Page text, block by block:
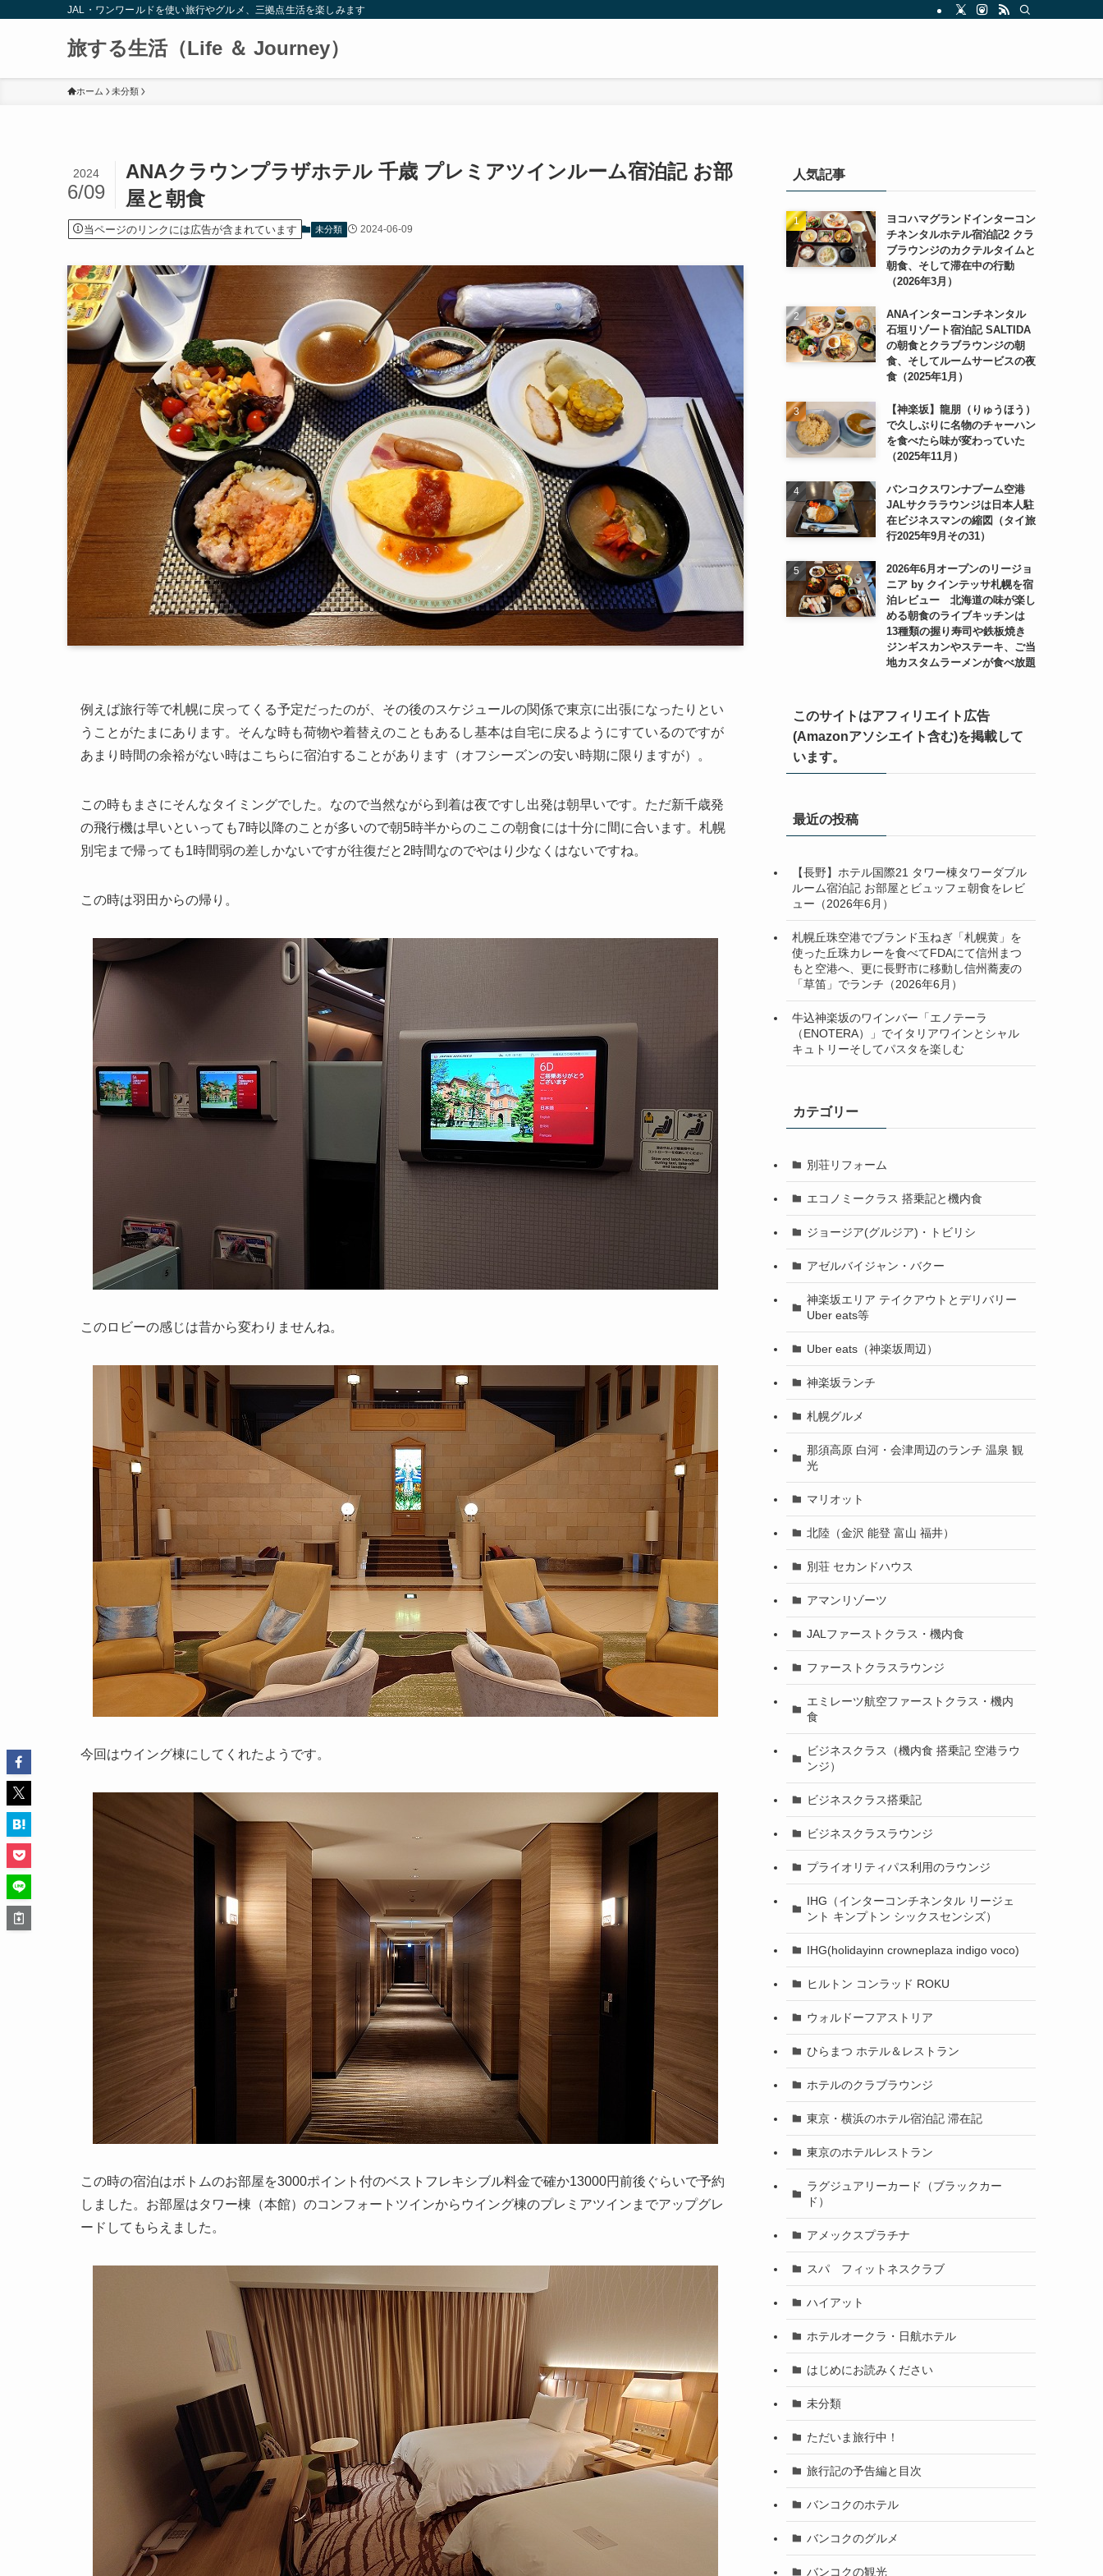
JAL・ワンワールドを使い旅行やグルメ、三拠点生活を楽しみます
旅する生活（Life ＆ Journey）
ホーム 未分類
ANAクラウンプラザホテル 千歳 プレミアツインルーム宿泊記 お部
屋と朝食
2024
6/09
当ページのリンクには広告が含まれています 未分類 2024-06-09
例えば旅行等で札幌に戻ってくる予定だったのが、その後のスケジュールの関係で東京に出張になったりとい
うことがたまにあります。そんな時も荷物や着替えのこともあるし基本は自宅に戻るようにすているのですが
あまり時間の余裕がない時はこちらに宿泊することがあります（オフシーズンの安い時期に限りますが）。
この時もまさにそんなタイミングでした。なので当然ながら到着は夜ですし出発は朝早いです。ただ新千歳発
の飛行機は早いといっても7時以降のことが多いので朝5時半からのここの朝食には十分に間に合います。札幌
別宅まで帰っても1時間弱の差しかないですが往復だと2時間なのでやはり少なくはないですね。
この時は羽田からの帰り。
このロビーの感じは昔から変わりませんね。
今回はウイング棟にしてくれたようです。
この時の宿泊はボトムのお部屋を3000ポイント付のベストフレキシブル料金で確か13000円前後ぐらいで予約
しました。お部屋はタワー棟（本館）のコンフォートツインからウイング棟のプレミアツインまでアップグレ
ードしてもらえました。
人気記事
ヨコハマグランドインターコン
チネンタルホテル宿泊記2 クラ
ブラウンジのカクテルタイムと
朝食、そして滞在中の行動
（2026年3月）
ANAインターコンチネンタル
石垣リゾート宿泊記 SALTIDA
の朝食とクラブラウンジの朝
食、そしてルームサービスの夜
食（2025年1月）
【神楽坂】龍朋（りゅうほう）
で久しぶりに名物のチャーハン
を食べたら味が変わっていた
（2025年11月）
バンコクスワンナプーム空港
JALサクララウンジは日本人駐
在ビジネスマンの縮図（タイ旅
行2025年9月その31）
2026年6月オープンのリージョ
ニア by クインテッサ札幌を宿
泊レビュー 北海道の味が楽し
める朝食のライブキッチンは
13種類の握り寿司や鉄板焼き
ジンギスカンやステーキ、ご当
地カスタムラーメンが食べ放題
このサイトはアフィリエイト広告
(Amazonアソシエイト含む)を掲載して
います。
最近の投稿
【長野】ホテル国際21 タワー棟タワーダブル
ルーム宿泊記 お部屋とビュッフェ朝食をレビ
ュー（2026年6月）
札幌丘珠空港でブランド玉ねぎ「札幌黄」を
使った丘珠カレーを食べてFDAにて信州まつ
もと空港へ、更に長野市に移動し信州蕎麦の
「草笛」でランチ（2026年6月）
牛込神楽坂のワインバー「エノテーラ
（ENOTERA）」でイタリアワインとシャル
キュトリーそしてパスタを楽しむ
カテゴリー
別荘リフォーム
エコノミークラス 搭乗記と機内食
ジョージア(グルジア)・トビリシ
アゼルバイジャン・バクー
神楽坂エリア テイクアウトとデリバリー
Uber eats等
Uber eats（神楽坂周辺）
神楽坂ランチ
札幌グルメ
那須高原 白河・会津周辺のランチ 温泉 観
光
マリオット
北陸（金沢 能登 富山 福井）
別荘 セカンドハウス
アマンリゾーツ
JALファーストクラス・機内食
ファーストクラスラウンジ
エミレーツ航空ファーストクラス・機内
食
ビジネスクラス（機内食 搭乗記 空港ラウ
ンジ）
ビジネスクラス搭乗記
ビジネスクラスラウンジ
プライオリティパス利用のラウンジ
IHG（インターコンチネンタル リージェ
ント キンプトン シックスセンシズ）
IHG(holidayinn crowneplaza indigo voco)
ヒルトン コンラッド ROKU
ウォルドーフアストリア
ひらまつ ホテル＆レストラン
ホテルのクラブラウンジ
東京・横浜のホテル宿泊記 滞在記
東京のホテルレストラン
ラグジュアリーカード（ブラックカー
ド）
アメックスプラチナ
スパ フィットネスクラブ
ハイアット
ホテルオークラ・日航ホテル
はじめにお読みください
未分類
ただいま旅行中！
旅行記の予告編と目次
バンコクのホテル
バンコクのグルメ
バンコクの観光